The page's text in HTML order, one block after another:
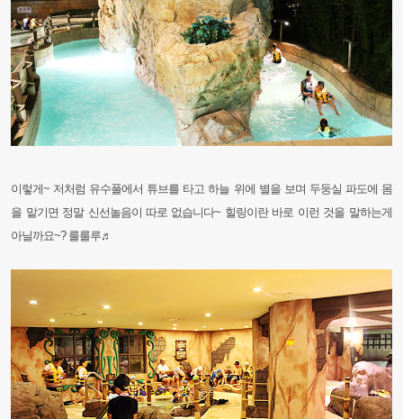
이렇게~ 저처럼 유수풀에서 튜브를 타고 하늘 위에 별을 보며 두둥실 파도에 몸
을 맡기면 정말 신선놀음이 따로 없습니다~ 힐링이란 바로 이런 것을 말하는게
아닐까요~? 룰룰루♬